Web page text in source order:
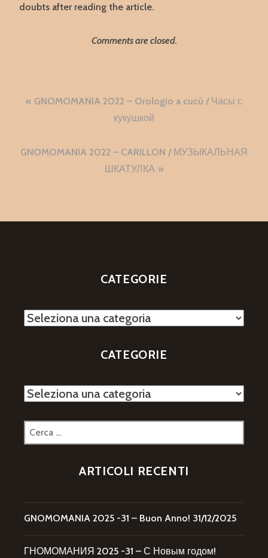
doubts after reading the article.
Comments are closed.
Navigazione
GNOMOMANIA 2022 – Orologio a cucù / Часы с
кукушкой
GNOMOMANIA 2022 – CARILLON / МУЗЫКАЛЬНАЯ
ШКАТУЛКА
CATEGORIE
Categorie
CATEGORIE
Categorie
Ricerca
per:
ARTICOLI RECENTI
GNOMOMANIA 2025 -31 – Buon Anno! 31/12/2025
ГНОМОМАНИЯ 2025 -31 – С Новым годом!